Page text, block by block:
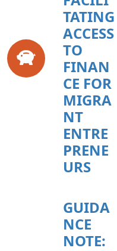
TATING
ACCESS
TO
FINAN
CE FOR
MIGRA
NT
ENTRE
PRENE
URS
GUIDA
NCE
NOTE: